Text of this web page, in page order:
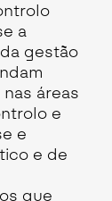
a
gestão
áreas
e
e
e de
que